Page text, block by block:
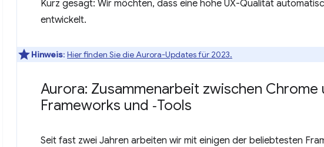
Kurz gesagt: Wir möchten, dass eine hohe UX-Qualität
entwickelt.
Hinweis: Hier finden Sie die Aurora-Updates für 2023.
Aurora: Zusammenarbeit zwischen
Frameworks und ‑Tools
Seit fast zwei Jahren arbeiten wir mit einigen der beliebtesten